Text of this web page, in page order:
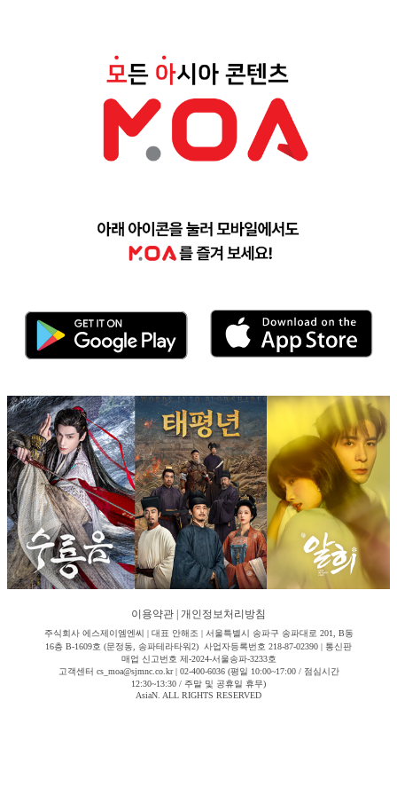
이용약관 개인정보처리방침
주식회사 에스제이엠엔씨 | 대표 안해조 | 서울특별시 송파구 송파대로 201, B동
16층 B-1609호 (문정동, 송파테라타워2) 사업자등록번호 218-87-02390 | 통신판
매업 신고번호 제-2024-서울송파-3233호
고객센터 cs_moa@sjmnc.co.kr | 02-400-6036 (평일 10:00~17:00 / 점심시간
12:30~13:30 / 주말 및 공휴일 휴무)
AsiaN. ALL RIGHTS RESERVED